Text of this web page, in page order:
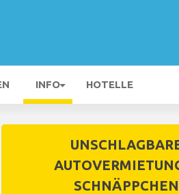
INFO HOTELLE
SCHNÄPPCHEN